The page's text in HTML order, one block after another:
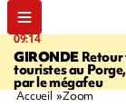
09:14
GIRONDE Retour
touristes au
par le mégafeu
Accueil Zoom